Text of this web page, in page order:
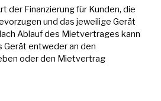
der Finanzierung für Kunden, die
und das jeweilige Gerät
Ablauf des Mietvertrages kann
Gerät entwederan den
oder den Mietvertrag